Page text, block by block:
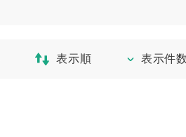
表示順 表示件数